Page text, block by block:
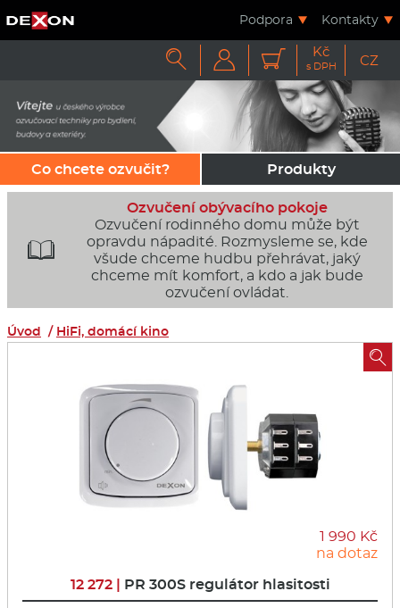
Podpora Kontakty
   Kč
s DPH CZ
Co chcete ozvučit? Produkty

Ozvučení obývacího pokoje
Ozvučení rodinného domu může být
opravdu nápadité. Rozmysleme se, kde
všude chceme hudbu přehrávat, jaký
chceme mít komfort, a kdo a jak bude
ozvučení ovládat.
Úvod / HiFi, domácí kino
1 990 Kč
na dotaz
12 272 | PR 300S regulátor hlasitosti
